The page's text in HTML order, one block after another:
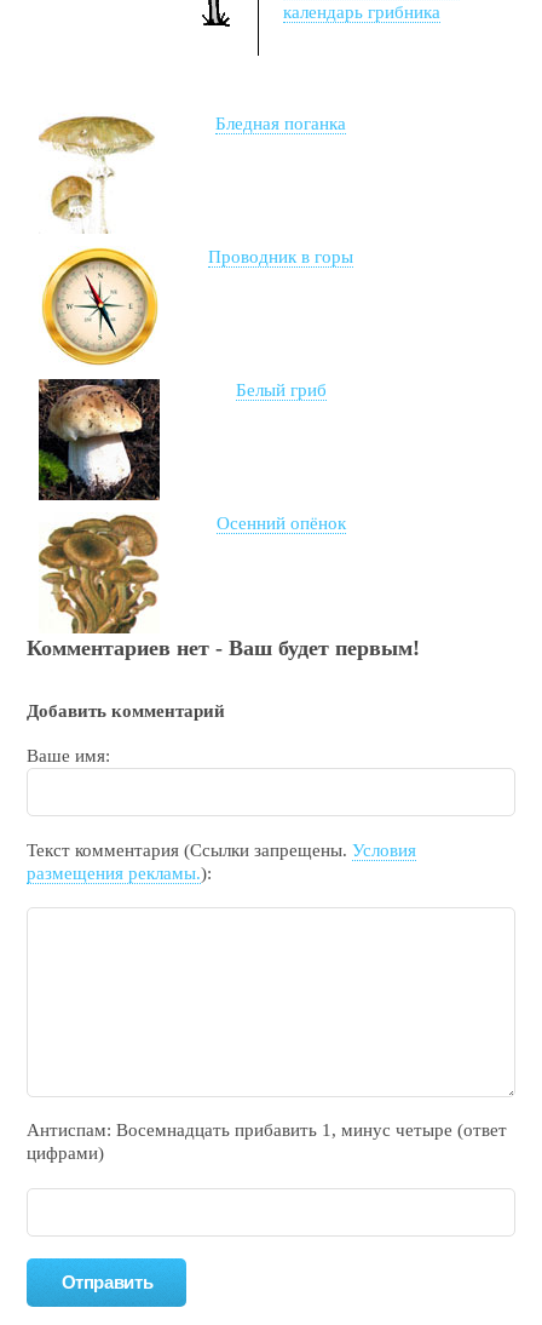
календарь грибника
Бледная поганка
Проводник в горы
Белый гриб
Осенний опёнок
Комментариев нет - Ваш будет первым!
Добавить комментарий
Ваше имя:
Текст комментария (Ссылки запрещены.Условия
размещения рекламы.):
Антиспам: Воceмнадцать прибaвить 1, минyc чeтырe (ответ
цифрами)